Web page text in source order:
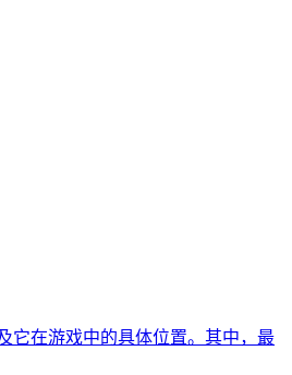
它在游戏中的具体位置。其中，最